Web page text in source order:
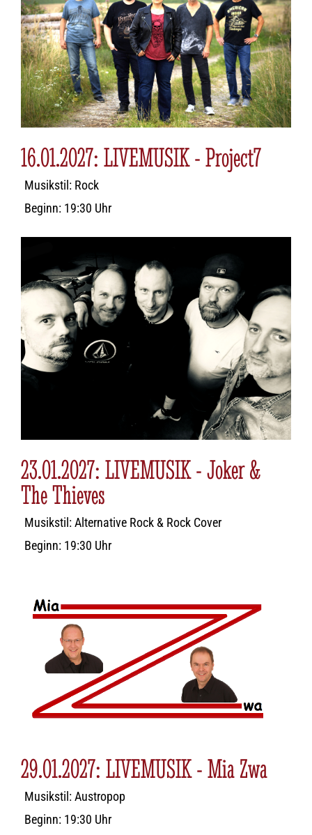
16.01.2027: LIVEMUSIK - Project7
Musikstil: Rock
Beginn: 19:30 Uhr
23.01.2027: LIVEMUSIK - Joker &
The Thieves
Musikstil: Alternative Rock & Rock Cover
Beginn: 19:30 Uhr
29.01.2027: LIVEMUSIK - Mia Zwa
Musikstil: Austropop
Beginn: 19:30 Uhr